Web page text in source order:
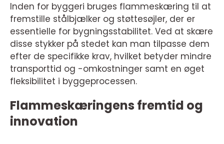
Inden for byggeri bruges flammeskæring til at
fremstille stålbjælker og støttesøjler, der er
essentielle for bygningsstabilitet. Ved at skære
disse stykker på stedet kan man tilpasse dem
efter de specifikke krav, hvilket betyder mindre
transporttid og -omkostninger samt en øget
fleksibilitet i byggeprocessen.
Flammeskæringens fremtid og
innovation